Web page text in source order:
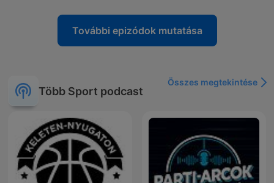
További epizódok mutatása
Több Sport podcast
Összes megtekintése